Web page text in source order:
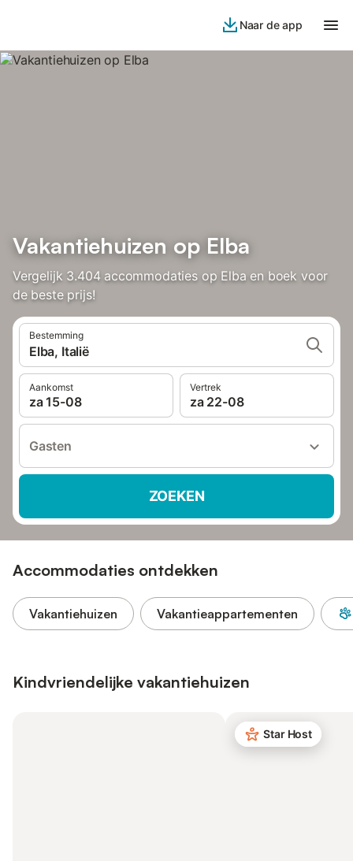
Naar de app
Vakantiehuizen op Elba
Vergelijk 3.404 accommodaties op Elba en boek voor
de beste prijs!
Bestemming
Elba, Italië
Aankomst
za 15-08
Vertrek
za 22-08
Gasten
ZOEKEN
Accommodaties ontdekken
Vakantiehuizen Vakantieappartementen
Kindvriendelijke vakantiehuizen
Star Host